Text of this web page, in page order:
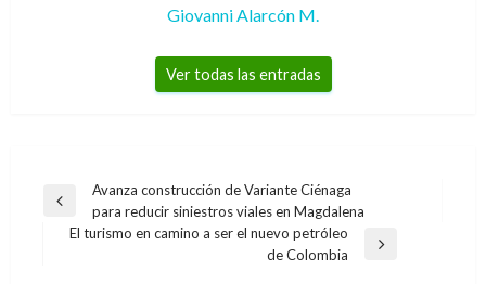
Giovanni Alarcón M.
Ver todas las entradas
Navegación
Entrada
anterior
Avanza construcción de Variante Ciénaga
para reducir siniestros viales en Magdalena
El turismo en camino a ser el nuevo petróleo
de Colombia